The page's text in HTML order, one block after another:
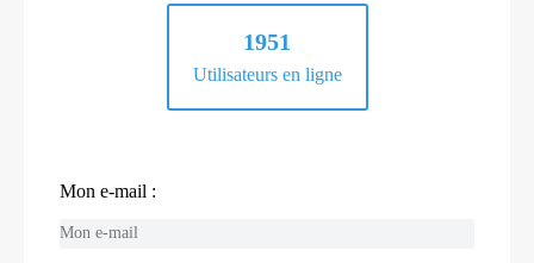
1951
Utilisateurs en ligne
Mon e-mail :